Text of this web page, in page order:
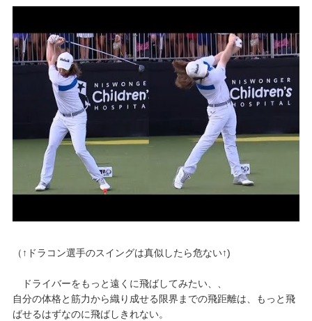
（↑ドラコン選手のスイングは真似したら危ない↑)
ドライバーをもっと遠くに飛ばしてみたい、、
自分の体格と筋力から織り成せる限界までの飛距離は、もっと飛
ばせるはずなのに飛ばしきれない。